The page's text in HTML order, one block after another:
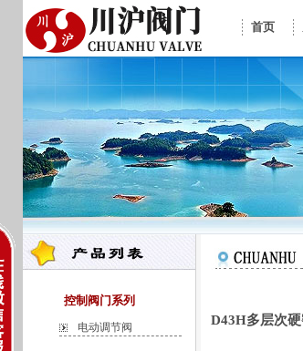
首页
控制阀门系列
电动调节阀 D43H多层次